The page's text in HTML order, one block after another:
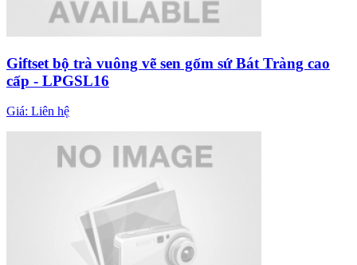
Giftset bộ trà vuông vẽ sen gốm sứ Bát Tràng cao
cấp - LPGSL16
Giá: Liên hệ